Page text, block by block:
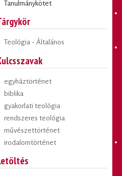
Tanulmánykötet
Teológia - Általános
egyháztörténet
biblika
gyakorlati teológia
rendszeres teológia
művészettörténet
irodalomtörténet